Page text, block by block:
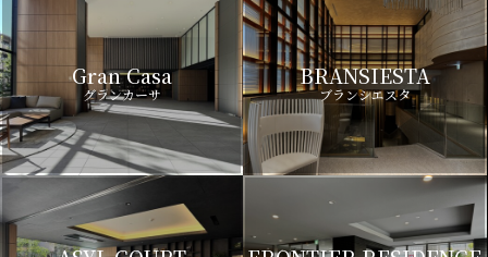
Gran Casa
グランカーサ
BRANSIESTA
ブランシエスタ